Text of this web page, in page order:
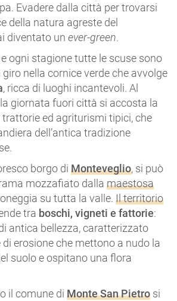
Evadere dalla città per trovarsi
della natura agreste del
diventato un ever-green.
ogni stagione tutte le scuse sono
nella cornice verde che avvolge
, ricca di luoghi incantevoli. Al
giornata fuori città si accosta la
ed agriturismi tipici, che
dell’antica tradizione
borgo di Monteveglio, si può
mozzafiato dalla maestosa
su tutta la valle. Il territorio
tra boschi, vigneti e fattorie:
antica bellezza, caratterizzato
di erosione che mettono a nudo la
suolo e ospitano una flora
il comune di Monte San Pietro si